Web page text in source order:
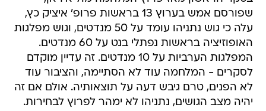
שפורסם אמש בערוץ 13 בראשות פרופ' איציק כץ,
עלה כי גוש נתניהו עומד על 50 מנדטים, וגוש מפלגות
האופוזיציה בראשות נפתלי בנט על 60 מנדטים.
המפלגות הערביות על 10 מנדטים. זה עדיין מוקדם
לסקרים - המלחמה עוד לא הסתיימה, והציבור עוד
לא הפנים, טרם גיבש דעה על תוצאותיה. אולם אם זה
יהיה מצב הגושים, נתניהו לא ימהר לפרוץ לבחירות.